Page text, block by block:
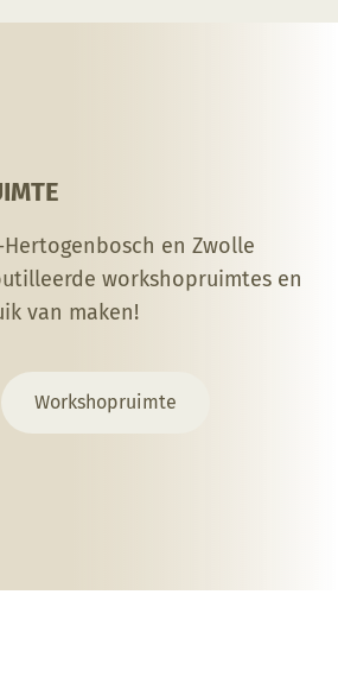
en Zwolle
workshopruimtes en
van maken!
Workshopruimte